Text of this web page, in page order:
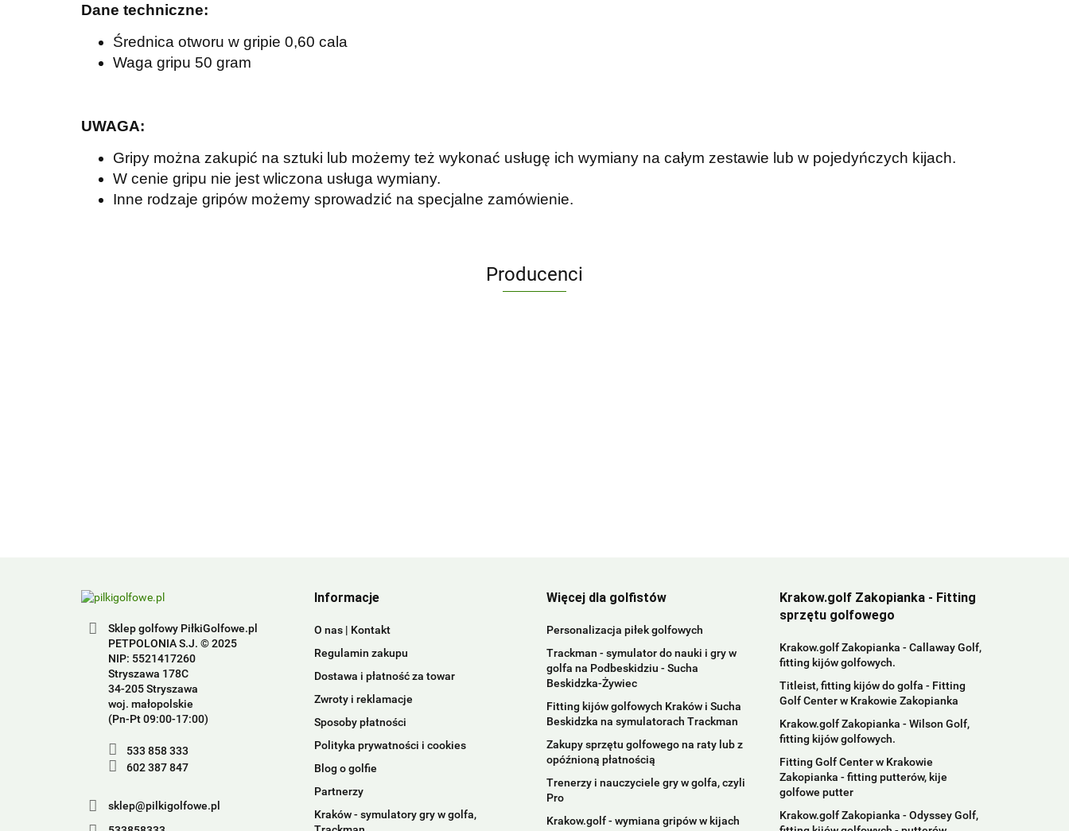
Dane techniczne:
Średnica otworu w gripie 0,60 cala
Waga gripu 50 gram
UWAGA:
Gripy można zakupić na sztuki lub możemy też wykonać usługę ich wymiany na całym zestawie lub w pojedyńczych kijach.
W cenie gripu nie jest wliczona usługa wymiany.
Inne rodzaje gripów możemy sprowadzić na specjalne zamówienie.
Producenci
BIRDIEBALL
Sklep golfowy PiłkiGolfowe.pl
PETPOLONIA S.J. © 2025
NIP: 5521417260
Stryszawa 178C
34-205 Stryszawa
woj. małopolskie
(Pn-Pt 09:00-17:00)
533 858 333
602 387 847
sklep@pilkigolfowe.pl
Informacje
O nas | Kontakt
Regulamin zakupu
Dostawa i płatność za towar
Zwroty i reklamacje
Sposoby płatności
Polityka prywatności i cookies
Blog o golfie
Partnerzy
Kraków - symulatory gry w golfa,
Więcej dla golfistów
Personalizacja piłek golfowych
Trackman - symulator do nauki i gry w
golfa na Podbeskidziu - Sucha
Beskidzka-Żywiec
Fitting kijów golfowych Kraków i Sucha
Beskidzka na symulatorach Trackman
Zakupy sprzętu golfowego na raty lub z
opóźnioną płatnością
Trenerzy i nauczyciele gry w golfa, czyli
Pro
Krakow.golf - wymiana gripów w kijach
Krakow.golf Zakopianka - Fitting
sprzętu golfowego
Krakow.golf Zakopianka - Callaway Golf,
fitting kijów golfowych.
Titleist, fitting kijów do golfa - Fitting
Golf Center w Krakowie Zakopianka
Krakow.golf Zakopianka - Wilson Golf,
fitting kijów golfowych.
Fitting Golf Center w Krakowie
Zakopianka - fitting putterów, kije
golfowe putter
Krakow.golf Zakopianka - Odyssey Golf,